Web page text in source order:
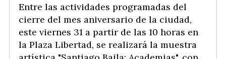
Entre las actividades programadas del
cierre del mes aniversario de la ciudad,
este viernes 31 a partir de las 10 horas en
la Plaza Libertad, se realizará la muestra